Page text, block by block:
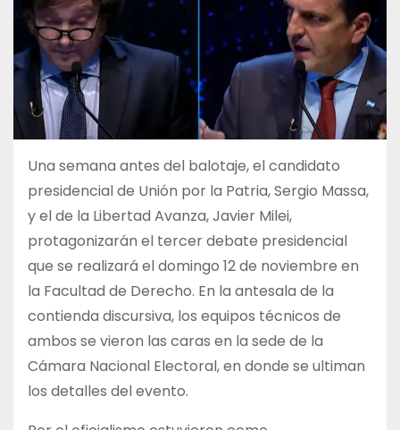
Una semana antes del balotaje, el candidato
presidencial de Unión por la Patria, Sergio Massa,
y el de la Libertad Avanza, Javier Milei,
protagonizarán el tercer debate presidencial
que se realizará el domingo 12 de noviembre en
la Facultad de Derecho. En la antesala de la
contienda discursiva, los equipos técnicos de
ambos se vieron las caras en la sede de la
Cámara Nacional Electoral, en donde se ultiman
los detalles del evento.